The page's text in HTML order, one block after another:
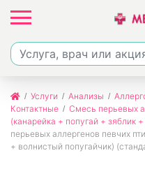
Услуги Анализы
Контактные
Смесь перьевых
(канарейка + попугай + зяблик
перьевых аллергенов певчих
+ волнистый попугайчик)